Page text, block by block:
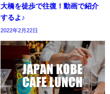
大橋を徒歩で往復！動画で紹介
するよ♪
2022年2月22日